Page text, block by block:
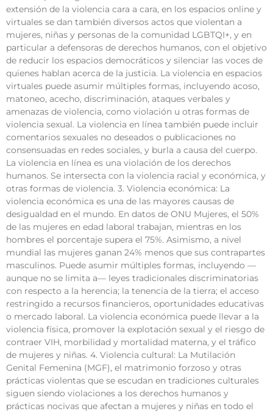
extensión de la violencia cara a cara, en los espacios online y
virtuales se dan también diversos actos que violentan a
mujeres, niñas y personas de la comunidad LGBTQI+, y en
particular a defensoras de derechos humanos, con el objetivo
de reducir los espacios democráticos y silenciar las voces de
quienes hablan acerca de la justicia. La violencia en espacios
virtuales puede asumir múltiples formas, incluyendo acoso,
matoneo, acecho, discriminación, ataques verbales y
amenazas de violencia, como violación u otras formas de
violencia sexual. La violencia en línea también puede incluir
comentarios sexuales no deseados o publicaciones no
consensuadas en redes sociales, y burla a causa del cuerpo.
La violencia en línea es una violación de los derechos
humanos. Se intersecta con la violencia racial y económica, y
otras formas de violencia. 3. Violencia económica: La
violencia económica es una de las mayores causas de
desigualdad en el mundo. En datos de ONU Mujeres, el 50%
de las mujeres en edad laboral trabajan, mientras en los
hombres el porcentaje supera el 75%. Asimismo, a nivel
mundial las mujeres ganan 24% menos que sus contrapartes
masculinos. Puede asumir múltiples formas, incluyendo —
aunque no se limita a— leyes tradicionales discriminatorias
con respecto a la herencia; la tenencia de la tierra; el acceso
restringido a recursos financieros, oportunidades educativas
o mercado laboral. La violencia económica puede llevar a la
violencia física, promover la explotación sexual y el riesgo de
contraer VIH, morbilidad y mortalidad materna, y el tráfico
de mujeres y niñas. 4. Violencia cultural: La Mutilación
Genital Femenina (MGF), el matrimonio forzoso y otras
prácticas violentas que se escudan en tradiciones culturales
siguen siendo violaciones a los derechos humanos y
prácticas nocivas que afectan a mujeres y niñas en todo el